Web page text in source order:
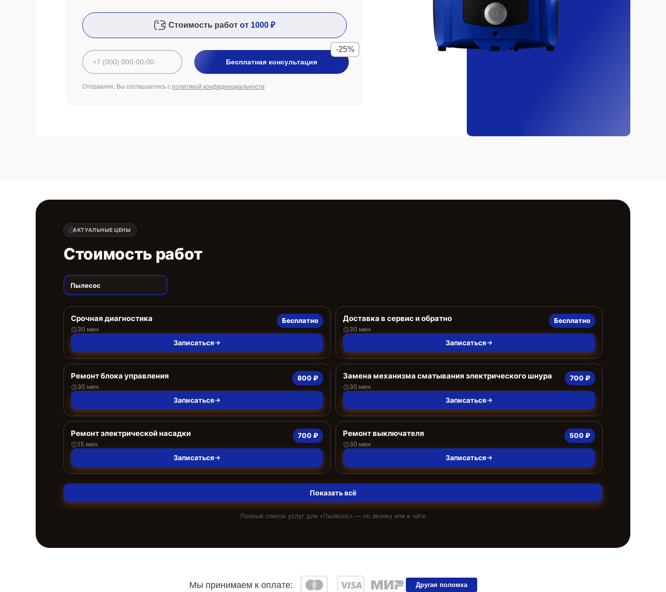
Стоимость работ от 1000 ₽
Бесплатная консультация
-25%
Отправляя, Вы соглашаетесь с политикой конфиденциальности
АКТУАЛЬНЫЕ ЦЕНЫ
Стоимость работ
Пылесос
Срочная диагностика
30 мин
Бесплатно
Записаться
Доставка в сервис и обратно
30 мин
Бесплатно
Записаться
Ремонт блока управления
30 мин
800 ₽
Записаться
Замена механизма сматывания электрического шнура
30 мин
700 ₽
Записаться
Ремонт электрической насадки
15 мин
700 ₽
Записаться
Ремонт выключателя
30 мин
500 ₽
Записаться
Показать всё
Полный список услуг для «Пылесос» — по звонку или в чате
Мы принимаем к оплате: Другая поломка